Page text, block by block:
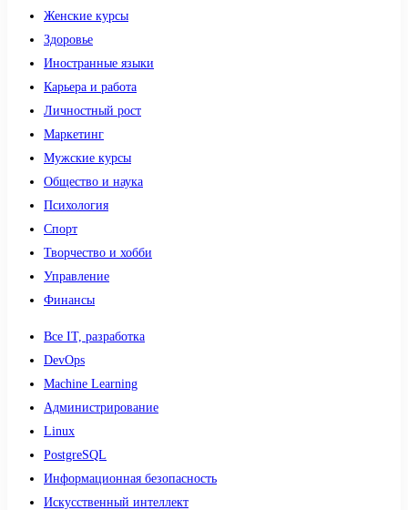
Женские курсы
Здоровье
Иностранные языки
Карьера и работа
Личностный рост
Маркетинг
Мужские курсы
Общество и наука
Психология
Спорт
Творчество и хобби
Управление
Финансы
Все IT, разработка
DevOps
Machine Learning
Администрирование
Linux
PostgreSQL
Информационная безопасность
Искусственный интеллект